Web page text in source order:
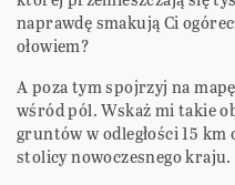
naprawdę smakują Ci
ołowiem?
A poza tym spojrzyj na
wśród pól. Wskaż mi takie
gruntów w odległości 15
stolicy nowoczesnego kraju.